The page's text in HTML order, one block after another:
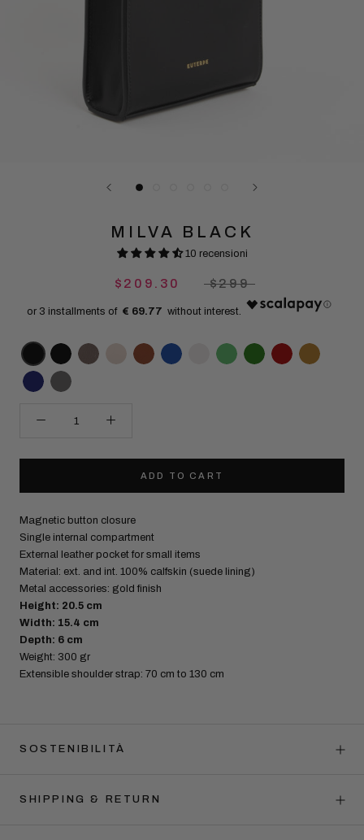
MILVA BLACK
10 recensioni
$209.30 $299
€ 69.77
ADD TO CART
Magnetic button closure
Single internal compartment
External leather pocket for small items
Material: ext. and int. 100% calfskin (suede lining)
Metal accessories: gold finish
Height: 20.5 cm
Width: 15.4 cm
Depth: 6 cm
Weight: 300 gr
Extensible shoulder strap: 70 cm to 130 cm
SOSTENIBILITÀ
SHIPPING & RETURN